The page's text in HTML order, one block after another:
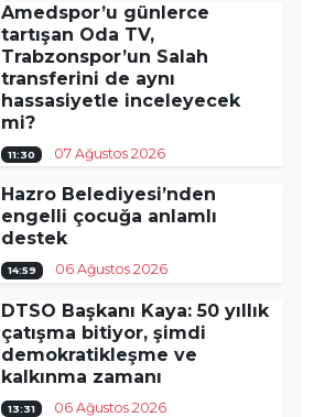
Amedspor’u günlerce
tartışan Oda TV,
Trabzonspor’un Salah
transferini de aynı
hassasiyetle inceleyecek
mi?
11:30 07 Ağustos 2026
Hazro Belediyesi’nden
engelli çocuğa anlamlı
destek
14:59 06 Ağustos 2026
DTSO Başkanı Kaya: 50 yıllık
çatışma bitiyor, şimdi
demokratikleşme ve
kalkınma zamanı
13:31 06 Ağustos 2026